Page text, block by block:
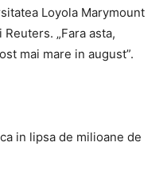
Loyola Marymount
„Fara asta,
mai mare in august”.
in lipsa de milioane de